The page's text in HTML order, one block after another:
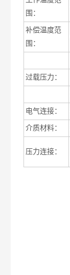
围：
补偿温度范
围：
过载压力：
电气连接：
介质材料：
压力连接：